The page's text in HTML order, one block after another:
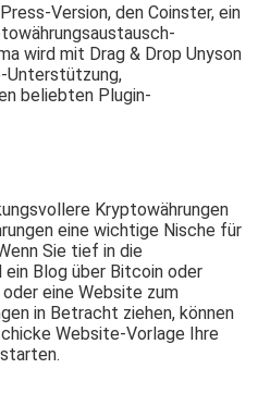
Version, den Coinster, ein
wird mit Drag & Drop Unyson
Unterstützung,
beliebten Plugin-
Kryptowährungen
eine wichtige Nische für
Sie tief in die
ein Blog über Bitcoin oder
eine Website zum
in Betracht ziehen, können
Website-Vorlage Ihre